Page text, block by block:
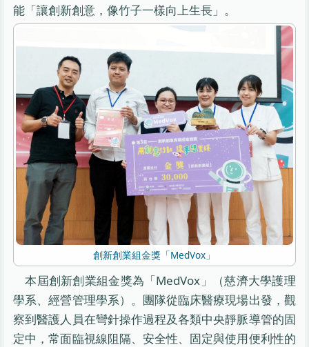
能「讓創新創意，像竹子一樣向上生長」。
創新創業組金獎「MedVox」
本屆創新創業組金獎為「MedVox」（慈濟大學護理
學系、經營管理學系）。團隊從臨床醫療現場出發，觀
察到醫護人員在彎針操作過程及各類中央靜脈導管的固
定中，常面臨視線阻隔、安全性、固定與使用便利性的